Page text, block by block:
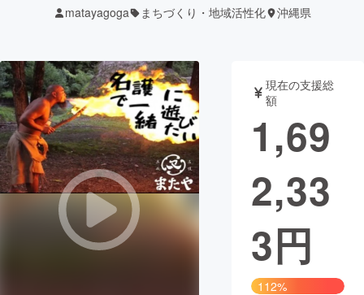
テクノロジー・ガジェット
映像・映画 書籍・雑誌
ビジネス・起業 チャレンジ
まちづくり・地域活性化
CAMPFIRE Creation
matayagoga まちづくり・地域活性化 沖縄県
現在の支援総
額
1,69
2,33
3円
112%